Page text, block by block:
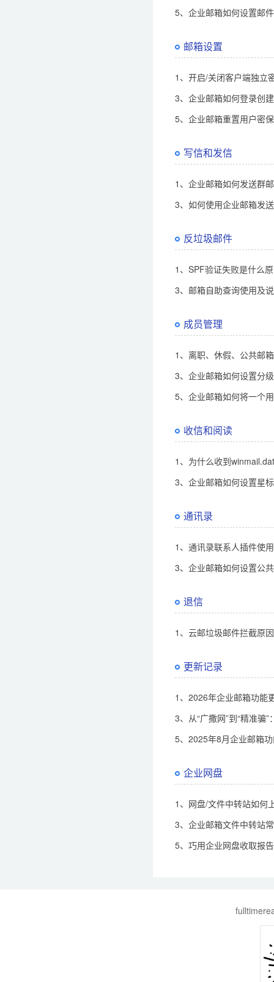
5、企业邮箱如何设置邮
邮箱设置
1、开启/关闭客户端独立
3、企业邮箱如何登录创
5、企业邮箱重置用户密
写信和发信
1、企业邮箱如何发送群
3、如何使用企业邮箱发
反垃圾邮件
1、SPF验证失败是什么
3、邮箱自助查询使用及
成员管理
1、离职、休假、公共邮
3、企业邮箱如何设置分
5、企业邮箱如何将一个
收信和阅读
1、为什么收到
3、企业邮箱如何设置星
通讯录
1、通讯录联系人插件使
3、企业邮箱如何设置公
退信
1、云邮垃圾邮件拦截原
更新记录
1、2026年企业邮箱功能
3、从“广撒网”到“精准骗
5、2025年8月企业邮箱
企业网盘
1、网盘/文件中转站如何
3、企业邮箱文件中转站
5、巧用企业网盘收取报